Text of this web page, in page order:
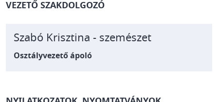
VEZETŐ SZAKDOLGOZÓ
Szabó Krisztina - szemészet
Osztályvezető ápoló